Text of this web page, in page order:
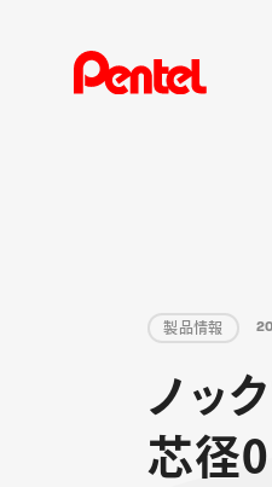
製品情報 2
ノ ック
芯径0